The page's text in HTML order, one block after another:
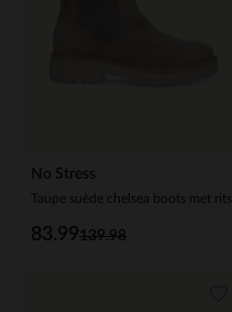
No Stress
Taupe suède chelsea boots met rits
139.98
83.99